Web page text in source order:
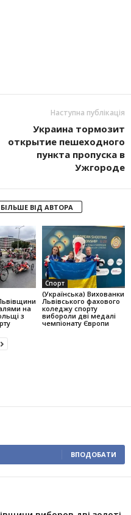
Наступна публікація
Украина тормозит
открытие пешеходного
пункта пропуска в
Ужгороде
БІЛЬШЕ ВІД АВТОРА
на
з
Спорт
(Українська) Вихованки
Львівського фахового
коледжу спорту
вибороли дві медалі
чемпіонату Європи
ВПОДОБАТИ